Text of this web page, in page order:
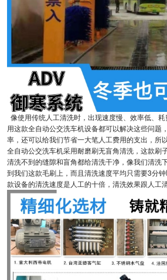
像使用传统人工清洗时，出现速度慢、效率低、
用这款全自动公交洗车机设备都可以解决这些问题
率，还可以给我们节省一大笔人工费用的支出，所
全自动公交洗车机采用耐磨刷无盲角清洗，这款刷
清洗不到的缝隙和盲角都给清洗干净，像我们清洗
到我们这款毛刷上，而且清洗速度平均只需要3分
款设备的清洗速度是人工的十倍，清洗效果跟人工